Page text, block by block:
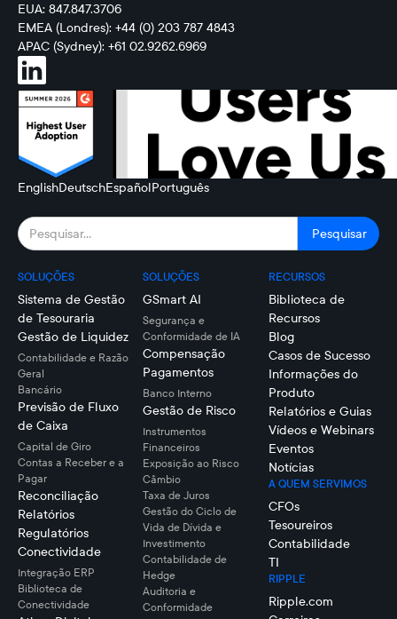
EUA: 847.847.3706
EMEA (Londres): +44 (0) 203 787 4843
APAC (Sydney): +61 02.9262.6969
EnglishDeutschEspañolPortuguês
SOLUÇÕES
Sistema de Gestão
de Tesouraria
Gestão de Liquidez
Contabilidade e Razão
Geral
Bancário
Previsão de Fluxo
de Caixa
Capital de Giro
Contas a Receber e a
Pagar
Reconciliação
Relatórios
Regulatórios
Conectividade
Integração ERP
Biblioteca de
Conectividade
SOLUÇÕES
GSmart AI
Segurança e
Conformidade de IA
Compensação
Pagamentos
Banco Interno
Gestão de Risco
Instrumentos
Financeiros
Exposição ao Risco
Câmbio
Taxa de Juros
Gestão do Ciclo de
Vida de Dívida e
Investimento
Contabilidade de
Hedge
Auditoria e
Conformidade
RECURSOS
Biblioteca de
Recursos
Blog
Casos de Sucesso
Informações do
Produto
Relatórios e Guias
Vídeos e Webinars
Eventos
Notícias
A QUEM SERVIMOS
CFOs
Tesoureiros
Contabilidade
TI
RIPPLE
Ripple.com